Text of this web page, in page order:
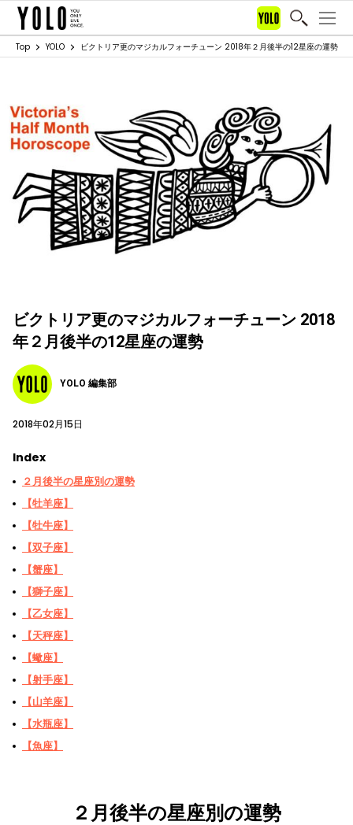
Top YOLO ビクトリア更のマジカルフォーチューン 2018年２月後半の12星座の運勢
ビクトリア更のマジカルフォーチューン 2018
年２月後半の12星座の運勢
YOLO 編集部
2018年02月15日
Index
２月後半の星座別の運勢
【牡羊座】
【牡牛座】
【双子座】
【蟹座】
【獅子座】
【乙女座】
【天秤座】
【蠍座】
【射手座】
【山羊座】
【水瓶座】
【魚座】
２月後半の星座別の運勢